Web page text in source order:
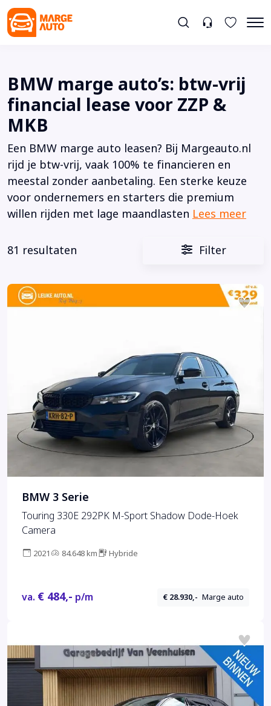
BMW marge auto’s: btw-vrij
financial lease voor ZZP &
MKB
Een BMW marge auto leasen? Bij Margeauto.nl
rijd je btw-vrij, vaak 100% te financieren en
meestal zonder aanbetaling. Een sterke keuze
voor ondernemers en starters die premium
willen rijden met lage maandlasten Lees meer
81 resultaten Filter
BMW 3 Serie
Touring 330E 292PK M-Sport Shadow Dode-Hoek
Camera
2021 84.648 km Hybride
va. € 484,- p/m € 28.930,- Marge auto